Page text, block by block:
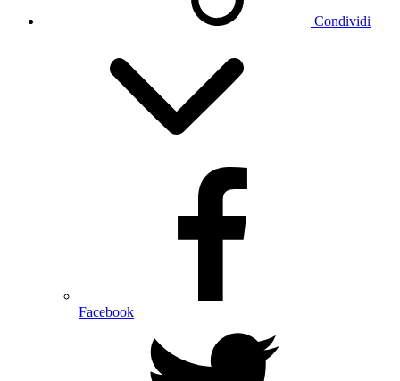
Condividi
Facebook